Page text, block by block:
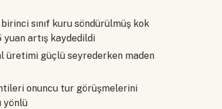
sınıf kuru söndürülmüş kok
artış kaydedildi
üretimi güçlü seyrederken maden
onuncu tur görüşmelerini
yönlü